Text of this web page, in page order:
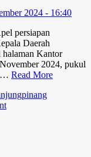
2024 - 16:40
persiapan
Daerah
halaman Kantor
2024, pukul
… Read More
on